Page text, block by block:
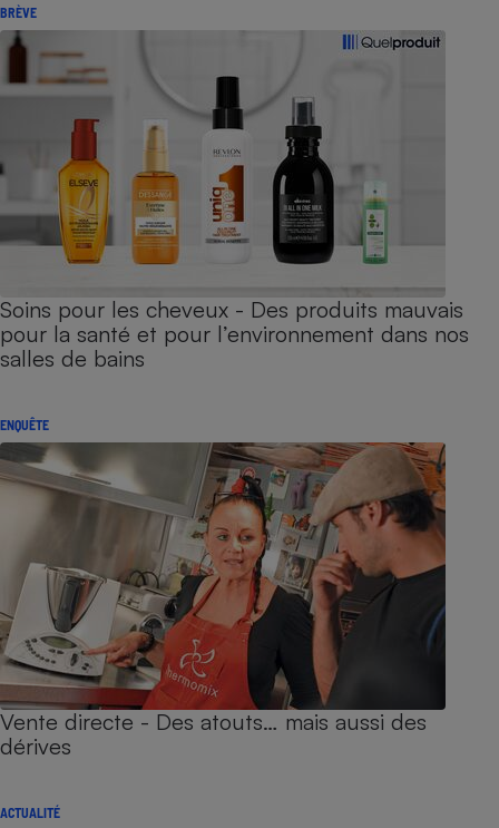
BRÈVE
Soins pour les cheveux - Des produits mauvais
pour la santé et pour l’environnement dans nos
salles de bains
ENQUÊTE
Vente directe - Des atouts… mais aussi des
dérives
ACTUALITÉ